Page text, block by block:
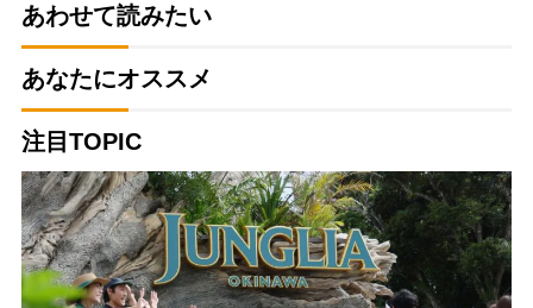
あわせて読みたい
あなたにオススメ
注目TOPIC